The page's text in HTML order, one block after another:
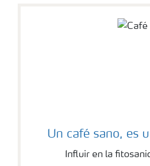
Un café sano, es
Influir en la